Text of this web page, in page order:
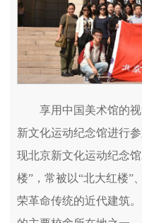
享用中国美术馆的
新文化运动纪念馆进行
现北京新文化运动纪念
楼”，常被以“北大红楼”
荣革命传统的近代建筑